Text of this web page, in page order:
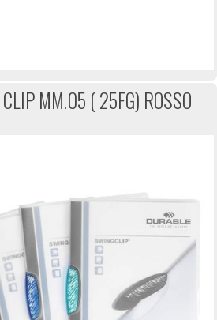
MM.05 ( 25FG) ROSSO